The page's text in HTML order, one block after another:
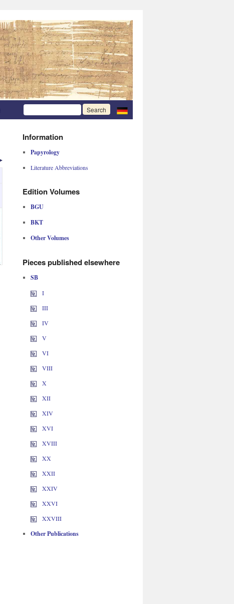
Information
Papyrology
Literature Abbreviations
Edition Volumes
BGU
BKT
Other Volumes
Pieces published elsewhere
SB
I
III
IV
V
VI
VIII
X
XII
XIV
XVI
XVIII
XX
XXII
XXIV
XXVI
XXVIII
Other Publications